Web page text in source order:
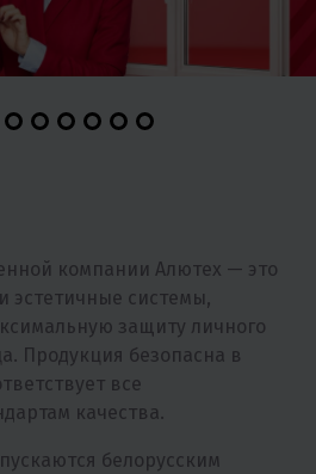
компании Алютех — это
эстетичные системы,
защиту личного
Продукция безопасна в
все
качества.
белорусским